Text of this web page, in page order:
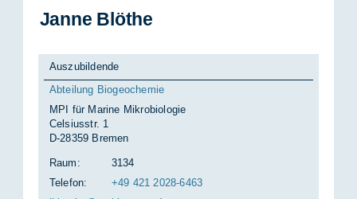
Jan­ne Blö­the
Auszubildende
Abteilung Biogeochemie
MPI für Marine Mikrobiologie
Celsiusstr. 1
D-28359 Bremen
Raum:
3134
Telefon:
+49 421 2028-6463